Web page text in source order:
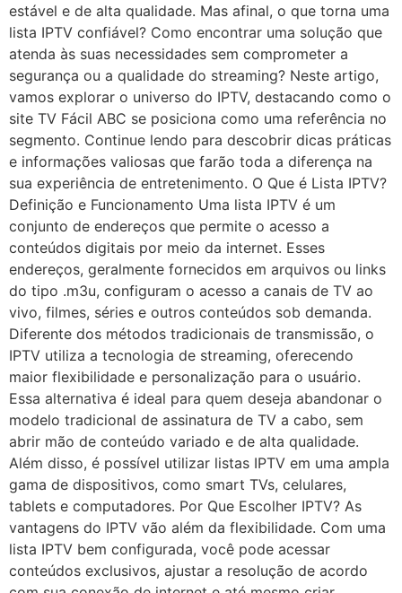
estável e de alta qualidade. Mas afinal, o que torna uma
lista IPTV confiável? Como encontrar uma solução que
atenda às suas necessidades sem comprometer a
segurança ou a qualidade do streaming? Neste artigo,
vamos explorar o universo do IPTV, destacando como o
site TV Fácil ABC se posiciona como uma referência no
segmento. Continue lendo para descobrir dicas práticas
e informações valiosas que farão toda a diferença na
sua experiência de entretenimento. O Que é Lista IPTV?
Definição e Funcionamento Uma lista IPTV é um
conjunto de endereços que permite o acesso a
conteúdos digitais por meio da internet. Esses
endereços, geralmente fornecidos em arquivos ou links
do tipo .m3u, configuram o acesso a canais de TV ao
vivo, filmes, séries e outros conteúdos sob demanda.
Diferente dos métodos tradicionais de transmissão, o
IPTV utiliza a tecnologia de streaming, oferecendo
maior flexibilidade e personalização para o usuário.
Essa alternativa é ideal para quem deseja abandonar o
modelo tradicional de assinatura de TV a cabo, sem
abrir mão de conteúdo variado e de alta qualidade.
Além disso, é possível utilizar listas IPTV em uma ampla
gama de dispositivos, como smart TVs, celulares,
tablets e computadores. Por Que Escolher IPTV? As
vantagens do IPTV vão além da flexibilidade. Com uma
lista IPTV bem configurada, você pode acessar
conteúdos exclusivos, ajustar a resolução de acordo